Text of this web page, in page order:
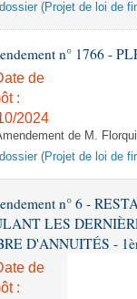
(Projet de loi de
n° 1766 -
de
:
2024
de M.
(Projet de loi de
n° 6 -
LES
D'ANNUITÉS -
de
: